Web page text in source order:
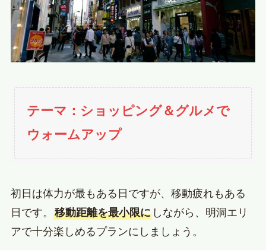
テーマ：ショッピング＆グルメで
ウォームアップ
初日は体力が最もある日ですが、移動疲れもある
日です。 移動距離を最小限にしながら、明洞エリ
アで十分楽しめるプランにしましょう。